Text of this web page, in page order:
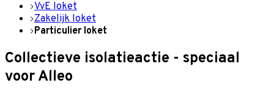
VvE loket
Zakelijk loket
Particulier loket
Collectieve isolatieactie - speciaal
voor Alleo